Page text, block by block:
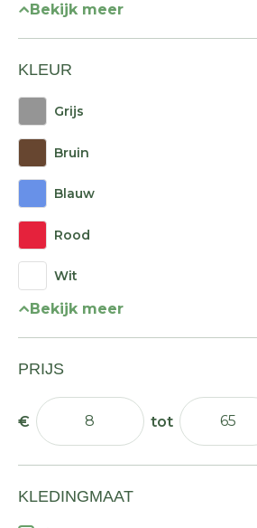
Bekijk meer
KLEUR
Grijs
Bruin
Blauw
Rood
Wit
Bekijk meer
PRIJS
KLEDINGMAAT